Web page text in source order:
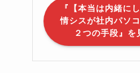
『【本当は内緒に
情シスが社内パソ
２つの手段』を